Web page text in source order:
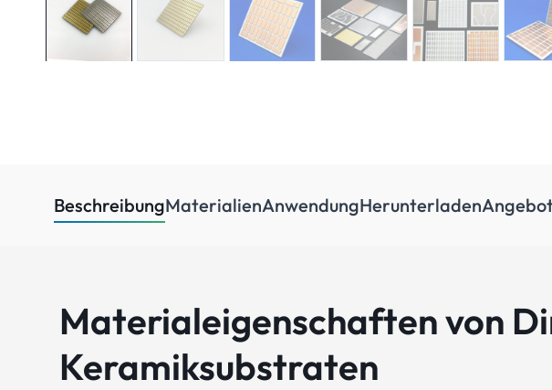
BeschreibungMaterialienAnwendungHerunterladen
Materialeigenschaften von
Keramiksubstraten